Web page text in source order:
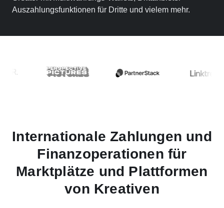
Auszahlungsfunktionen für Dritte und vielem mehr.
Internationale Zahlungen und
Finanzoperationen für
Marktplätze und Plattformen
von Kreativen